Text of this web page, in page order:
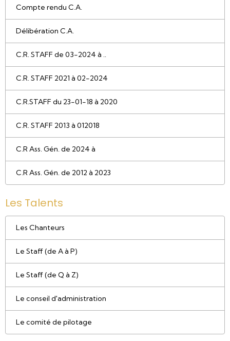
Compte rendu C.A.
Délibération C.A.
C.R. STAFF de 03-2024 à ..
C.R. STAFF 2021 à 02-2024
C.R.STAFF du 23-01-18 à 2020
C.R. STAFF 2013 à 012018
C.R Ass. Gén. de 2024 à
C.R Ass. Gén. de 2012 à 2023
Les Talents
Les Chanteurs
Le Staff (de A à P)
Le Staff (de Q à Z)
Le conseil d'administration
Le comité de pilotage